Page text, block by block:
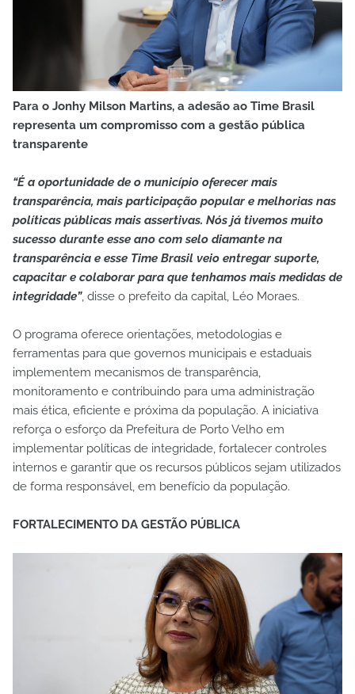
Para o Jonhy Milson Martins, a adesão ao Time Brasil
representa um compromisso com a gestão pública
transparente
“É a oportunidade de o município oferecer mais
transparência, mais participação popular e melhorias nas
políticas públicas mais assertivas. Nós já tivemos muito
sucesso durante esse ano com selo diamante na
transparência e esse Time Brasil veio entregar suporte,
capacitar e colaborar para que tenhamos mais medidas de
integridade”, disse o prefeito da capital, Léo Moraes.
O programa oferece orientações, metodologias e
ferramentas para que governos municipais e estaduais
implementem mecanismos de transparência,
monitoramento e contribuindo para uma administração
mais ética, eficiente e próxima da população. A iniciativa
reforça o esforço da Prefeitura de Porto Velho em
implementar políticas de integridade, fortalecer controles
internos e garantir que os recursos públicos sejam utilizados
de forma responsável, em benefício da população.
FORTALECIMENTO DA GESTÃO PÚBLICA